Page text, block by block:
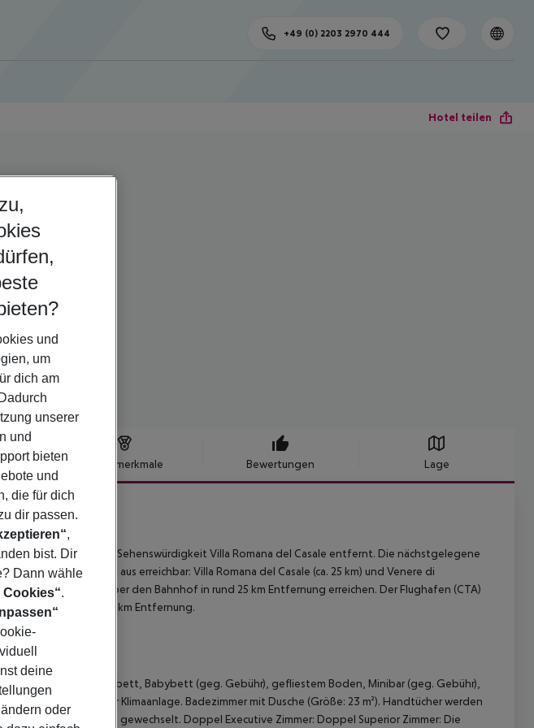
+49 (0) 2203 2970 444
Hotel teilen
Hotelmerkmale Bewertungen Lage
rund 25 km von der Sehenswürdigkeit Villa Romana del Casale entfernt. Die nächstgelegene
sind vom Hotel aus erreichbar: Villa Romana del Casale (ca. 25 km) und Venere di
Orte lassen sich über den Bahnhof in rund 25 km Entfernung erreichen. Der Flughafen (CTA)
liegt in etwa 224 km Entfernung.
mit Doppelbett, Babybett (geg. Gebühr), gefliestem Boden, Minibar (geg. Gebühr),
regulierbarer Klimaanlage. Badezimmer mit Dusche (Größe: 23 m²). Handtücher werden
täglich kostenlos gewechselt. Doppel Executive Zimmer: Doppel Superior Zimmer: Die
und
um
dich am
unserer
und
bieten
und
die für dich
dir passen.
,
bist. Dir
Dann wähle
.
deine
oder